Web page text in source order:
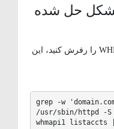
حل شده
بعد از بازسازی، به‌جای اینکه فقط WHM را رفرش کنید، این
grep -w
/usr/sbin/httpd -
whmapi1